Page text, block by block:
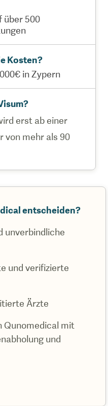
über 500
Kosten?
in Zypern
erst ab einer
von mehr als 90
entscheiden?
unverbindliche
und verifizierte
Ärzte
Qunomedical mit
und